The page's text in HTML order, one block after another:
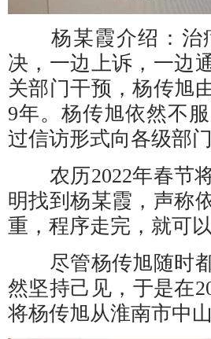
杨某霞介绍：治
决，一边上诉，一边
关部门干预，杨传旭
9年。杨传旭依然不
过信访形式向各级部门
农历2022年春节将
明找到杨某霞，声称
重，程序走完，就可
尽管杨传旭随时都
然坚持己见，于是在
将杨传旭从淮南市中